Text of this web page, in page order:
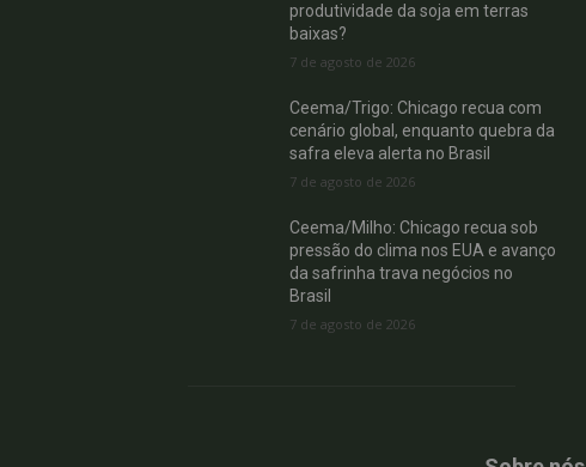
produtividade da soja em terras
baixas?
7 de agosto de 2026
Ceema/Trigo: Chicago recua com
cenário global, enquanto quebra da
safra eleva alerta no Brasil
7 de agosto de 2026
Ceema/Milho: Chicago recua sob
pressão do clima nos EUA e avanço
da safrinha trava negócios no
Brasil
7 de agosto de 2026